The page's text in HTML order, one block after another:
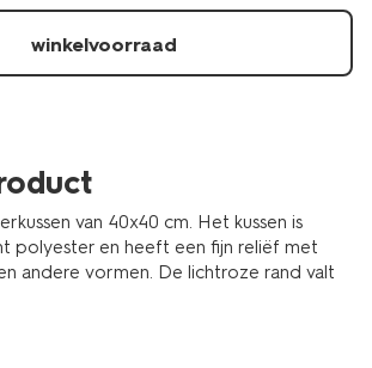
winkelvoorraad
van 40x40 cm. Het kussen is
polyester en heeft een fijn reliëf met
andere vormen. De lichtroze rand valt